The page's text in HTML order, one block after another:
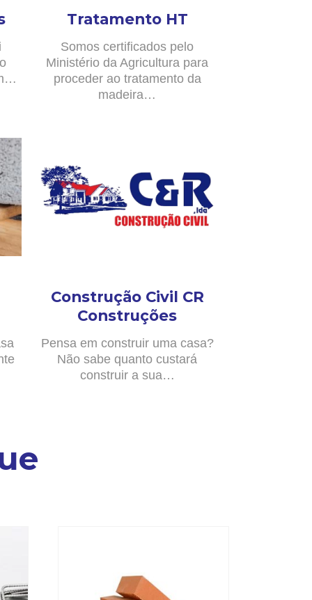
Tratamento HT
Somos certificados pelo
Ministério da Agricultura para
proceder ao tratamento da
madeira…
Construção Civil CR
Construções
Pensa em construir uma casa?
Não sabe quanto custará
construir a sua…